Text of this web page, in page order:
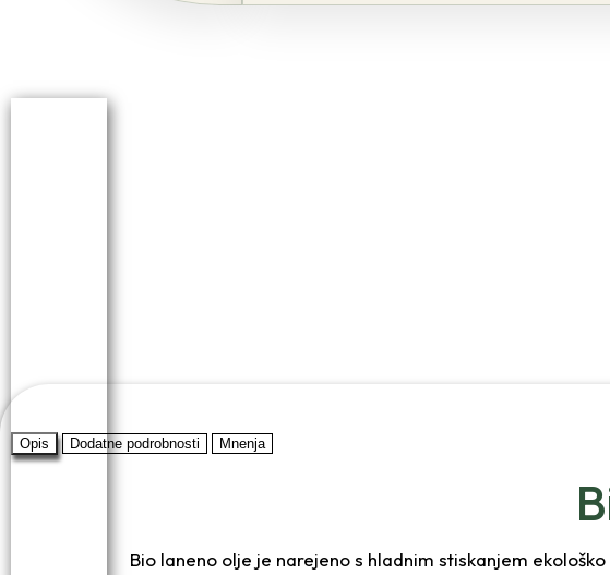
Opis Dodatne podrobnosti Mnenja
Bio laneno olje je narejeno s hladnim stiskanjem